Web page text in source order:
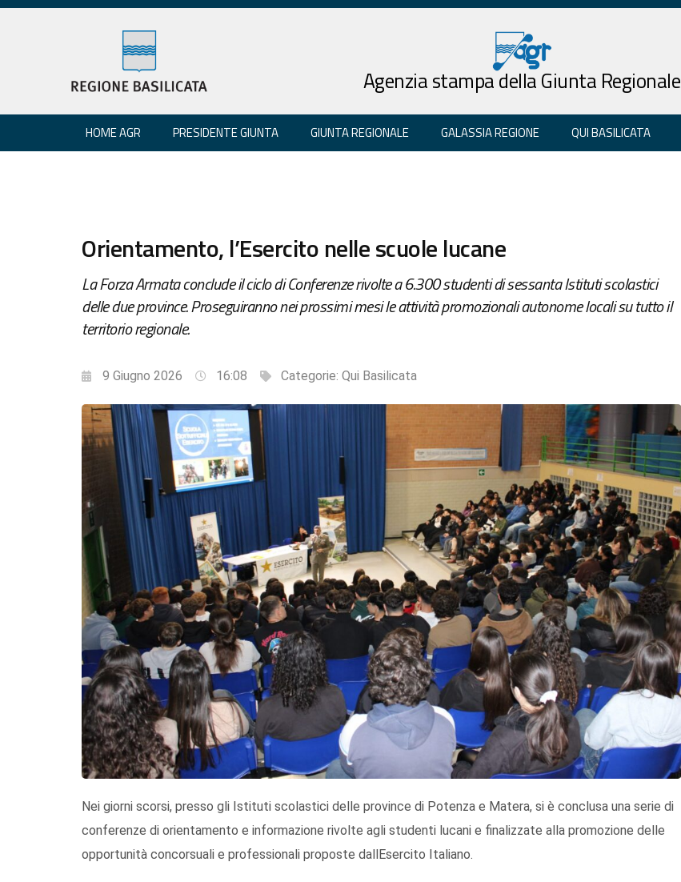
Agenzia stampa della Giunta Regionale
HOME AGR PRESIDENTE GIUNTA GIUNTA REGIONALE GALASSIA REGIONE QUI BASILICATA
Orientamento, l’Esercito nelle scuole lucane
La Forza Armata conclude il ciclo di Conferenze rivolte a 6.300 studenti di sessanta Istituti scolastici
delle due province. Proseguiranno nei prossimi mesi le attività promozionali autonome locali su tutto il
territorio regionale.
9 Giugno 2026 16:08 Categorie: Qui Basilicata
Nei giorni scorsi, presso gli Istituti scolastici delle province di Potenza e Matera, si è conclusa una serie di
conferenze di orientamento e informazione rivolte agli studenti lucani e finalizzate alla promozione delle
opportunità concorsuali e professionali proposte dallEsercito Italiano.